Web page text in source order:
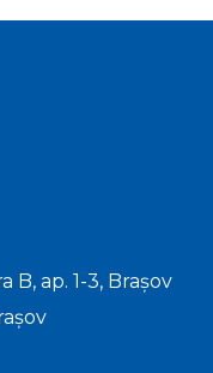
B, ap. 1-3, Brașov